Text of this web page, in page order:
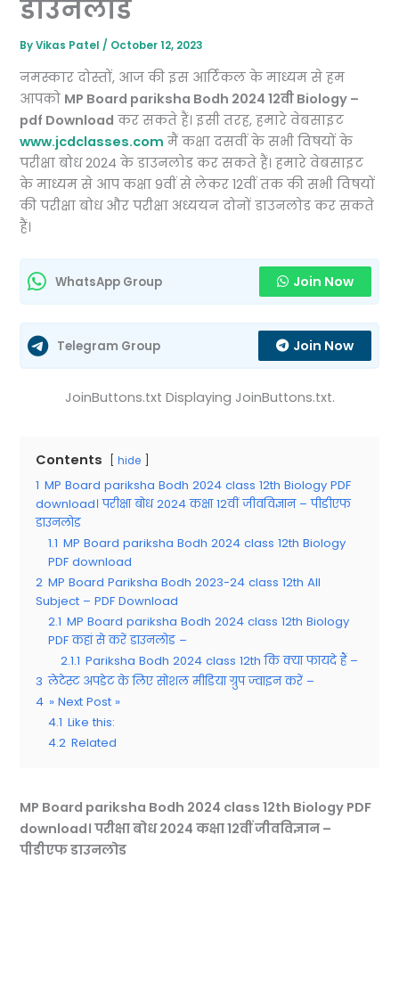
डाउनलोड
ByVikas Patel/ October 12, 2023
नमस्कार दोस्तों, आज की इस आर्टिकल के माध्यम से हम
आपको MP Board pariksha Bodh 2024 12वी Biology –
pdf Download कर सकते हैं। इसी तरह, हमारे वेबसाइट
www.jcdclasses.com मैं कक्षा दसवीं के सभी विषयों के
परीक्षा बोध 2024 के डाउनलोड कर सकते हैं। हमारे वेबसाइट
के माध्यम से आप कक्षा 9वीं से लेकर 12वीं तक की सभी विषयों
की परीक्षा बोध और परीक्षा अध्ययन दोनों डाउनलोड कर सकते
हैं।
WhatsApp Group Join Now
Telegram Group Join Now
JoinButtons.txt Displaying JoinButtons.txt.
Contents hide
1 MP Board pariksha Bodh 2024 class 12th Biology PDF
download। परीक्षा बोध 2024 कक्षा 12वीं जीवविज्ञान – पीडीएफ
डाउनलोड
1.1 MP Board pariksha Bodh 2024 class 12th Biology
PDF download
2 MP Board Pariksha Bodh 2023-24 class 12th All
Subject – PDF Download
2.1 MP Board pariksha Bodh 2024 class 12th Biology
PDF कहां से करें डाउनलोड –
2.1.1 Pariksha Bodh 2024 class 12th कि क्या फायदे हैं –
3 लेटेस्ट अपडेट के लिए सोशल मीडिया ग्रुप ज्वाइन करें –
4 » Next Post »
4.1 Like this:
4.2 Related
MP Board pariksha Bodh 2024 class 12th Biology PDF
download। परीक्षा बोध 2024 कक्षा 12वीं जीवविज्ञान –
पीडीएफ डाउनलोड